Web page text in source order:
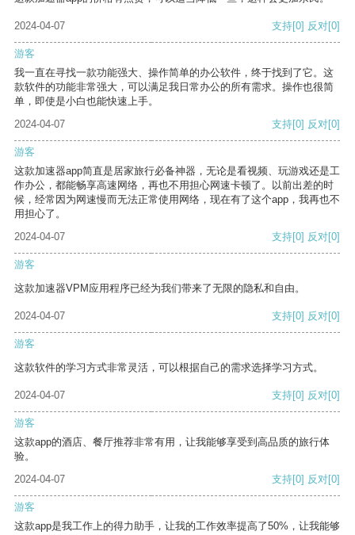
2024-04-07 支持[0] 反对[0]
游客
我一直在寻找一款功能强大、操作简单的办公软件，终于找到了它。这
款软件的功能非常强大，可以满足我日常办公的所有需求。操作也很简
单，即使是小白也能快速上手。
2024-04-07
支持[0] 反对[0]
游客
这款加速器app简直是居家旅行必备神器，无论是看视频、玩游戏还是工
作办公，都能畅享高速网络，再也不用担心网速卡顿了。以前出差的时
候，经常因为网速慢而无法正常使用网络，现在有了这个app，我再也不
用担心了。
2024-04-07
支持[0] 反对[0]
游客
这款加速器VPM应用程序已经为我们带来了无限的隐私和自由。
2024-04-07 支持[0] 反对[0]
游客
这款软件的学习方式非常灵活，可以根据自己的需求选择学习方式。
2024-04-07 支持[0] 反对[0]
游客
这款app的酒店、餐厅推荐非常有用，让我能够享受到高品质的旅行体
验。
2024-04-07
支持[0] 反对[0]
游客
这款app是我工作上的得力助手，让我的工作效率提高了50%，让我能够